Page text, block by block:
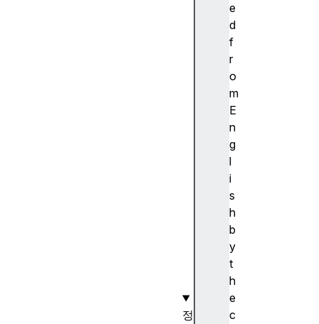
e
d
f
r
o
m
E
n
g
l
i
s
h
b
y
t
h
e
c
정